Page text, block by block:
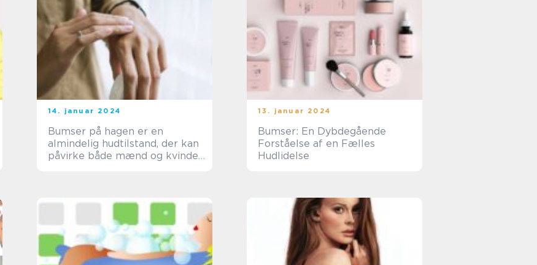
14. januar 2024
Bumser på hagen er en
almindelig hudtilstand, der kan
påvirke både mænd og kvinder
13. januar 2024
Bumser: En Dybdegående
Forståelse af en Fælles
Hudlidelse